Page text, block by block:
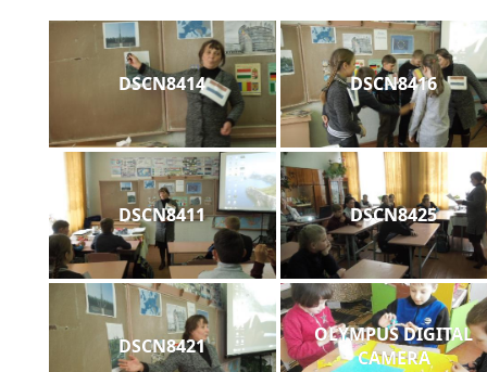
DSCN8414 DSCN8416
DSCN8411 DSCN8425
DSCN8421
OLYMPUS DIGITAL
CAMERA